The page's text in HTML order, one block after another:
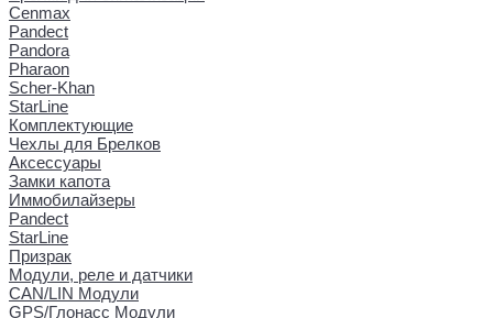
Cenmax
Pandect
Pandora
Pharaon
Scher-Khan
StarLine
Комплектующие
Чехлы для Брелков
Аксессуары
Замки капота
Иммобилайзеры
Pandect
StarLine
Призрак
Модули, реле и датчики
CAN/LIN Модули
GPS/Глонасс Модули